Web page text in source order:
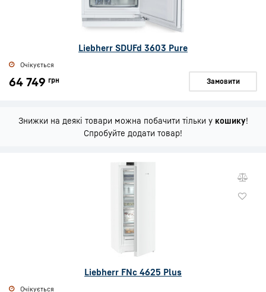
Liebherr SDUFd 3603 Pure
Очікується
64 749 грн Замовити
Знижки на деякі товари можна побачити тільки у кошику!
Спробуйте додати товар!
Liebherr FNc 4625 Plus
Очікується